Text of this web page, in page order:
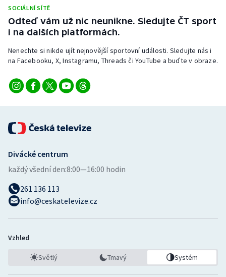
Short track
Sportovní střelba
Stolní tenis
Triatlon
Veslování
Vodní slalom
Volejbal
SOCIÁLNÍ SÍTĚ
Odteď vám už nic neunikne. Sledujte ČT sport
i na dalších platformách.
Nenechte si nikde ujít nejnovější sportovní události. Sledujte nás i
na Facebooku, X, Instagramu, Threads či YouTube a buďte v obraze.
Divácké centrum
každý všední den:8:00—16:00 hodin
261 136 113
info@ceskatelevize.cz
Vzhled
Světlý Tmavý Systém